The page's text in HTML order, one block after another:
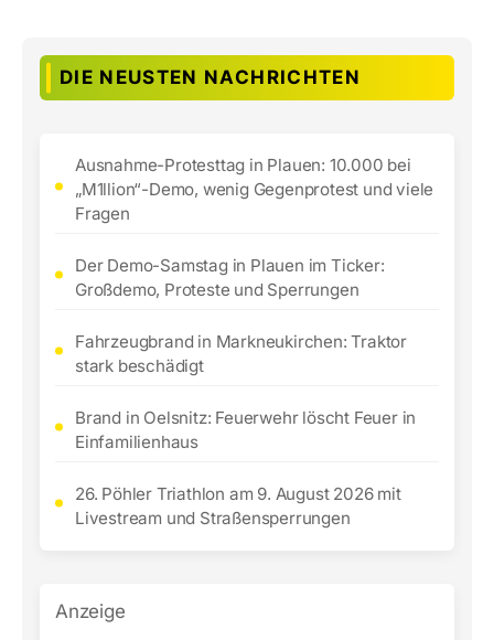
DIE NEUSTEN NACHRICHTEN
Ausnahme-Protesttag in Plauen: 10.000 bei
„M1llion“-Demo, wenig Gegenprotest und viele
Fragen
Der Demo-Samstag in Plauen im Ticker:
Großdemo, Proteste und Sperrungen
Fahrzeugbrand in Markneukirchen: Traktor
stark beschädigt
Brand in Oelsnitz: Feuerwehr löscht Feuer in
Einfamilienhaus
26. Pöhler Triathlon am 9. August 2026 mit
Livestream und Straßensperrungen
Anzeige